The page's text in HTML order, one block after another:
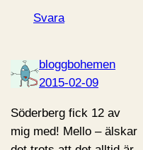
Svara
bloggbohemen
2015-02-09
Söderberg fick 12 av
mig med! Mello – älskar